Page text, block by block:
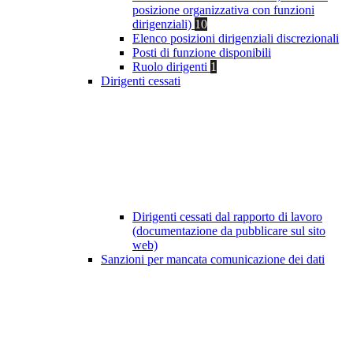
posizione organizzativa con funzioni
dirigenziali) 10
Elenco posizioni dirigenziali discrezionali
Posti di funzione disponibili
Ruolo dirigenti 1
Dirigenti cessati
Dirigenti cessati dal rapporto di lavoro
(documentazione da pubblicare sul sito
web)
Sanzioni per mancata comunicazione dei dati